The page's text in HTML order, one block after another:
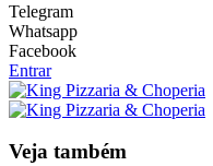
Telegram
Whatsapp
Facebook
Entrar
Veja também